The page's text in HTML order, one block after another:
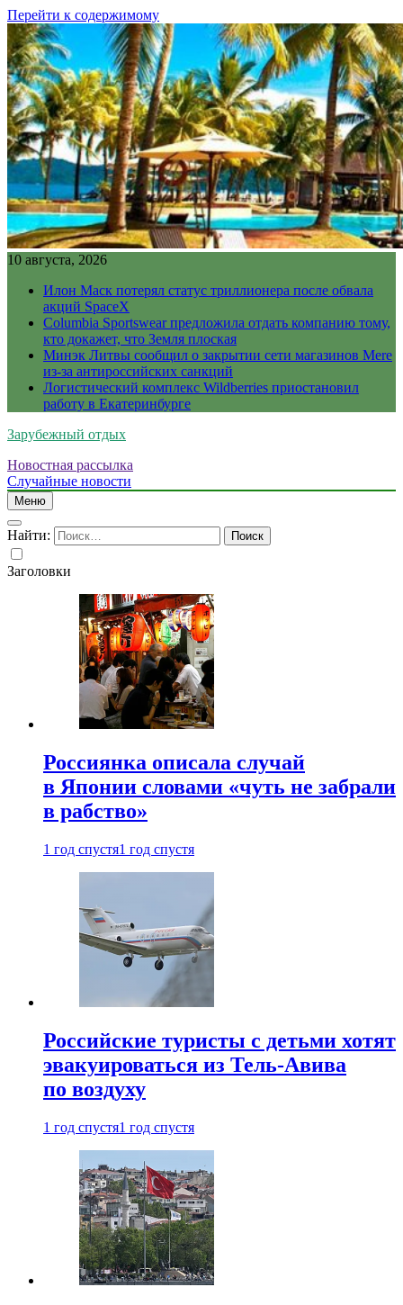
Перейти к содержимому
10 августа, 2026
Илон Маск потерял статус триллионера после обвала
акций SpaceX
Columbia Sportswear предложила отдать компанию тому,
кто докажет, что Земля плоская
Минэк Литвы сообщил о закрытии сети магазинов Mere
из-за антироссийских санкций
Логистический комплекс Wildberries приостановил
работу в Екатеринбурге
Зарубежный отдых
Новостная рассылка
Случайные новости
Меню
Найти:
Заголовки
Россиянка описала случай
в Японии словами «чуть не забрали
в рабство»
1 год спустя1 год спустя
Российские туристы с детьми хотят
эвакуироваться из Тель-Авива
по воздуху
1 год спустя1 год спустя